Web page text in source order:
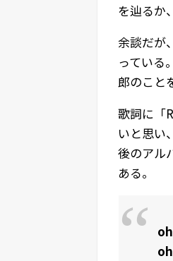
を辿るか
余談だが
っている
郎のこと
歌詞に「
いと思い
後のアル
ある。